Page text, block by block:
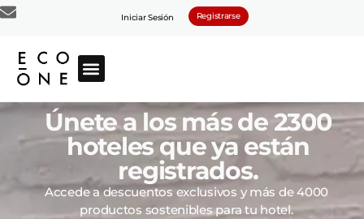
Iniciar Sesión Registrarse
Únete a los más de 2300
hoteles que ya están
registrados.
Accede a descuentos exclusivos y más de 4000
productos sostenibles para tu hotel.